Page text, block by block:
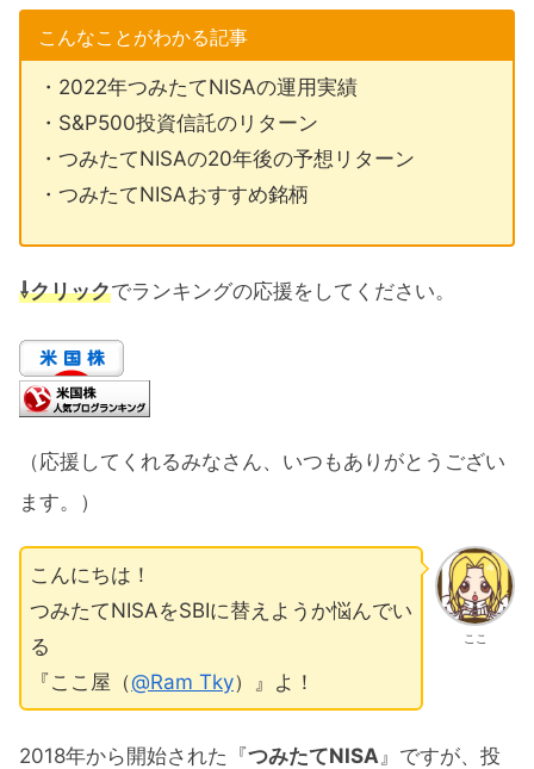
こんなことがわかる記事
・2022年つみたてNISAの運用実績
・S&P500投資信託のリターン
・つみたてNISAの20年後の予想リターン
・つみたてNISAおすすめ銘柄
⇩クリックでランキングの応援をしてください。
（応援してくれるみなさん、いつもありがとうござい
ます。）
ここ
こんにちは！
つみたてNISAをSBIに替えようか悩んでい
る
『ここ屋（@Ram Tky）』よ！
2018年から開始された『つみたてNISA 』ですが、投